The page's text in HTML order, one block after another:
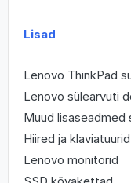
Lisad
Lenovo ThinkPad
Lenovo sülearvuti
Muud lisaseadmed
Hiired ja klaviatuurid
Lenovo monitorid